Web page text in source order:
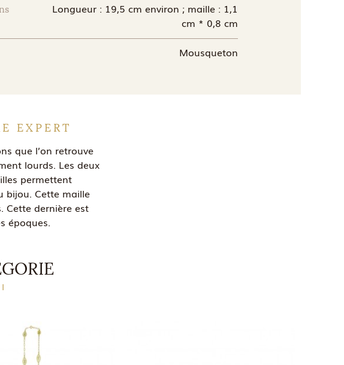
Longueur : 19,5 cm environ ; maille : 1,1
cm * 0,8 cm
Mousqueton
EXPERT
que l’on retrouve
lourds. Les deux
permettent
bijou. Cette maille
Cette dernière est
époques.